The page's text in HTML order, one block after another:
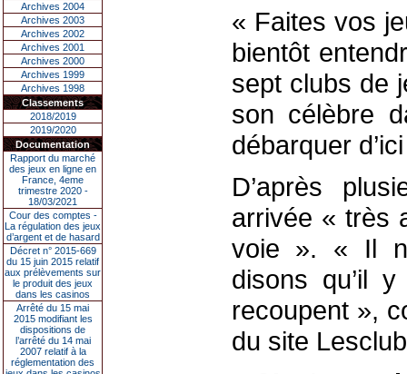
Archives 2004
Archives 2003
Archives 2002
Archives 2001
Archives 2000
Archives 1999
Archives 1998
Classements
2018/2019
2019/2020
Documentation
Rapport du marché
des jeux en ligne en
France, 4eme
trimestre 2020 -
18/03/2021
Cour des comptes -
La régulation des jeux
d’argent et de hasard
Décret n° 2015-669
du 15 juin 2015 relatif
aux prélèvements sur
le produit des jeux
dans les casinos
Arrêté du 15 mai
2015 modifiant les
dispositions de
l’arrêté du 14 mai
2007 relatif à la
réglementation des
« Faites vos
bientôt
sept clubs de
son célèbre
débarquer
D’après
arrivée « très
voie ». « Il
disons qu’il
recoupent »,
du site